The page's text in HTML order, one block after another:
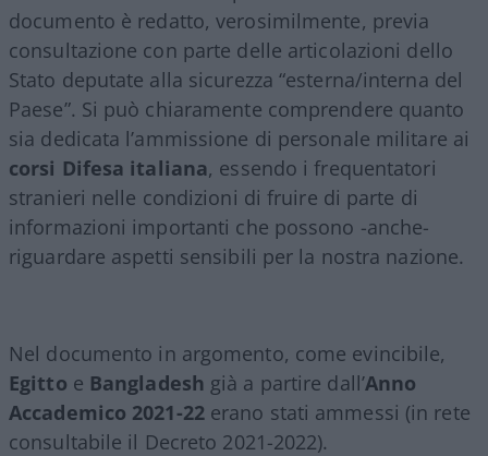
documento è redatto, verosimilmente, previa
consultazione con parte delle articolazioni dello
Stato deputate alla sicurezza “esterna/interna del
Paese”. Si può chiaramente comprendere quanto
sia dedicata l’ammissione di personale militare ai
corsi Difesa italiana, essendo i frequentatori
stranieri nelle condizioni di fruire di parte di
informazioni importanti che possono -anche-
riguardare aspetti sensibili per la nostra nazione.
Nel documento in argomento, come evincibile,
Egitto e Bangladesh già a partire dall’Anno
Accademico 2021-22erano stati ammessi (in rete
consultabile il Decreto 2021-2022).